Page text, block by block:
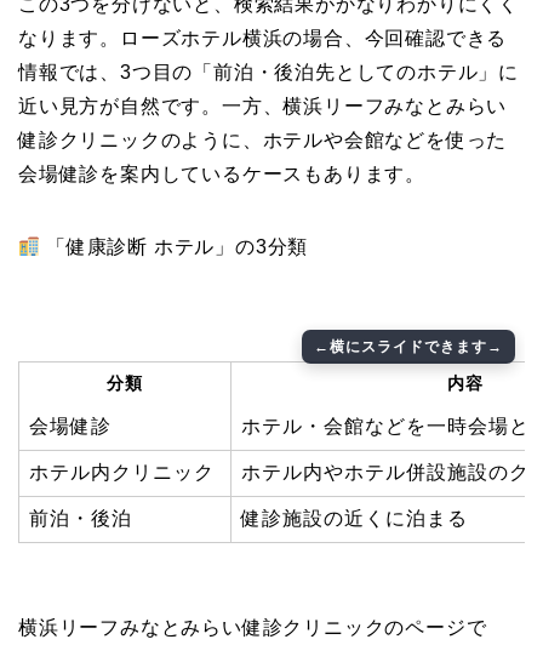
この3つを分けないと、検索結果がかなりわかりにくく
なります。ローズホテル横浜の場合、今回確認できる
情報では、3つ目の「前泊・後泊先としてのホテル」に
近い見方が自然です。一方、横浜リーフみなとみらい
健診クリニックのように、ホテルや会館などを使った
会場健診を案内しているケースもあります。
「健康診断 ホテル」の3分類
分類 内容
会場健診 ホテル・会館などを一時会場と
ホテル内クリニック ホテル内やホテル併設施設のク
前泊・後泊 健診施設の近くに泊まる
横浜リーフみなとみらい健診クリニックのページで